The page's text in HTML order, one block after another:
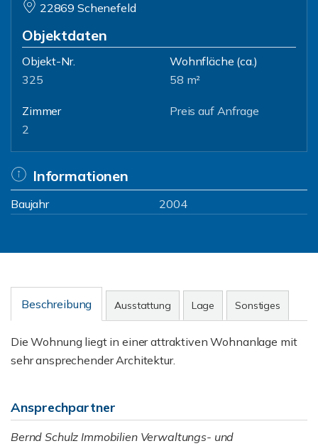
22869 Schenefeld
Objektdaten
Objekt-Nr.
325
Wohnfläche (ca.)
58 m²
Zimmer
2
Preis auf Anfrage
Informationen
Baujahr 2004
Beschreibung Ausstattung Lage Sonstiges
Die Wohnung liegt in einer attraktiven Wohnanlage mit
sehr ansprechender Architektur.
Ansprechpartner
Bernd Schulz Immobilien Verwaltungs- und